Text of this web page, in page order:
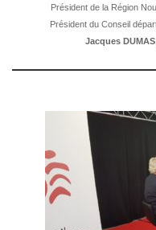
Président de la Région
Président du Conseil
Jacques DUMAS